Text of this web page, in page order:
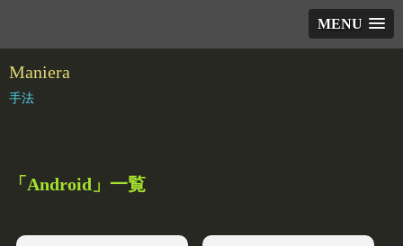
MENU
Maniera
手法
「 Android 」 一覧